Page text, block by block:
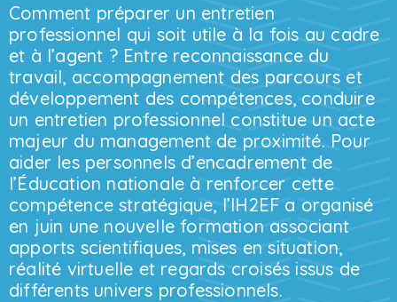
Comment préparer un entretien
professionnel qui soit utile à la fois au cadre
et à l’agent ? Entre reconnaissance du
travail, accompagnement des parcours et
développement des compétences, conduire
un entretien professionnel constitue un acte
majeur du management de proximité. Pour
aider les personnels d’encadrement de
l’Éducation nationale à renforcer cette
compétence stratégique, l’IH2EF a organisé
en juin une nouvelle formation associant
apports scientifiques, mises en situation,
réalité virtuelle et regards croisés issus de
différents univers professionnels.